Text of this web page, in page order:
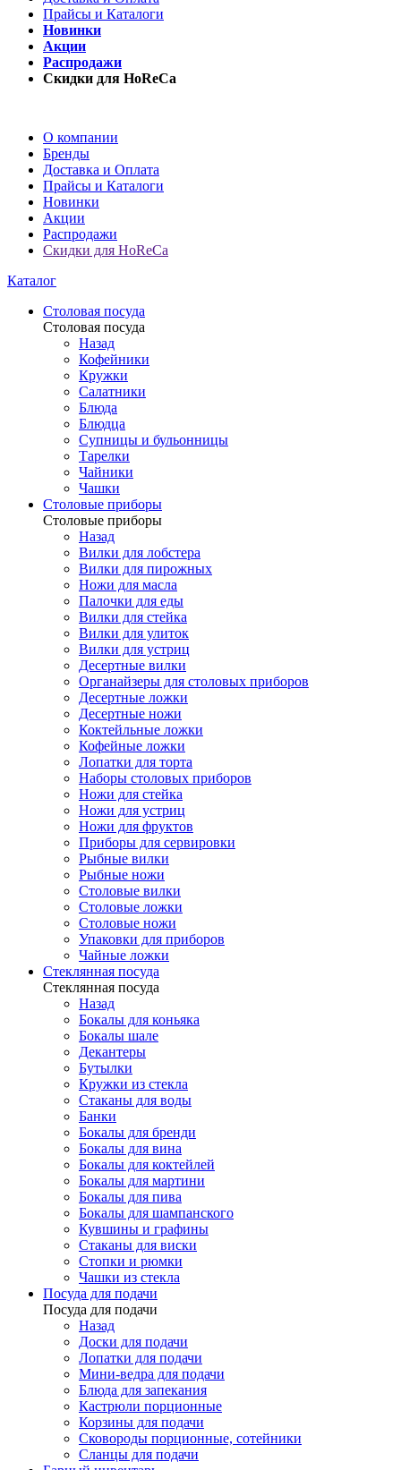
Прайсы и Каталоги
Новинки
Акции
Распродажи
Скидки для HoReCa
О компании
Бренды
Доставка и Оплата
Прайсы и Каталоги
Новинки
Акции
Распродажи
Скидки для HoReCa
Каталог
Столовая посуда
Столовая посуда
Назад
Кофейники
Кружки
Салатники
Блюда
Блюдца
Супницы и бульонницы
Тарелки
Чайники
Чашки
Cтоловые приборы
Cтоловые приборы
Назад
Вилки для лобстера
Вилки для пирожных
Ножи для масла
Палочки для еды
Вилки для стейка
Вилки для улиток
Вилки для устриц
Десертные вилки
Органайзеры для столовых приборов
Десертные ложки
Десертные ножи
Коктейльные ложки
Кофейные ложки
Лопатки для торта
Наборы столовых приборов
Ножи для стейка
Ножи для устриц
Ножи для фруктов
Приборы для сервировки
Рыбные вилки
Рыбные ножи
Столовые вилки
Столовые ложки
Столовые ножи
Упаковки для приборов
Чайные ложки
Стеклянная посуда
Стеклянная посуда
Назад
Бокалы для коньяка
Бокалы шале
Декантеры
Бутылки
Кружки из стекла
Стаканы для воды
Банки
Бокалы для бренди
Бокалы для вина
Бокалы для коктейлей
Бокалы для мартини
Бокалы для пива
Бокалы для шампанского
Кувшины и графины
Стаканы для виски
Стопки и рюмки
Чашки из стекла
Посуда для подачи
Посуда для подачи
Назад
Доски для подачи
Лопатки для подачи
Мини-ведра для подачи
Блюда для запекания
Кастрюли порционные
Корзины для подачи
Сковороды порционные, сотейники
Сланцы для подачи